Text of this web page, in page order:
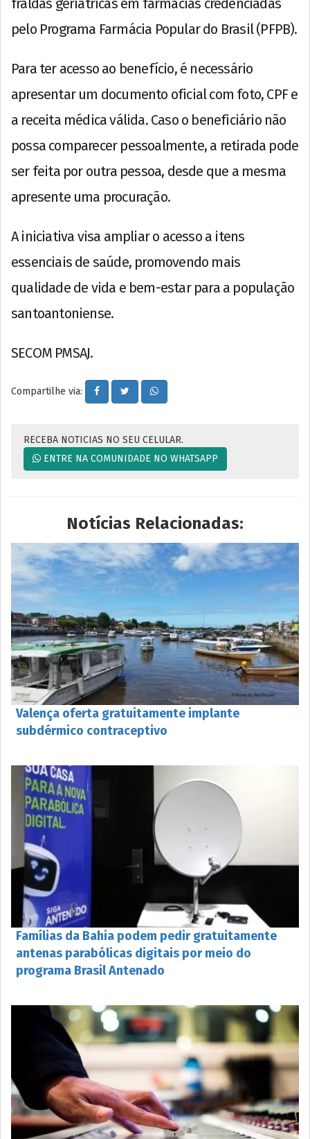
pelo Programa Farmácia Popular do Brasil (PFPB).
Para ter acesso ao benefício, é necessário
apresentar um documento oficial com foto, CPF e
a receita médica válida. Caso o beneficiário não
possa comparecer pessoalmente, a retirada pode
ser feita por outra pessoa, desde que a mesma
apresente uma procuração.
A iniciativa visa ampliar o acesso a itens
essenciais de saúde, promovendo mais
qualidade de vida e bem-estar para a população
santoantoniense.
SECOM PMSAJ.
Compartilhe via:
RECEBA NOTICIAS NO SEU CELULAR.
ENTRE NA COMUNIDADE NO WHATSAPP
Notícias Relacionadas:
Valença oferta gratuitamente implante
subdérmico contraceptivo
Famílias da Bahia podem pedir gratuitamente
antenas parabólicas digitais por meio do
programa Brasil Antenado